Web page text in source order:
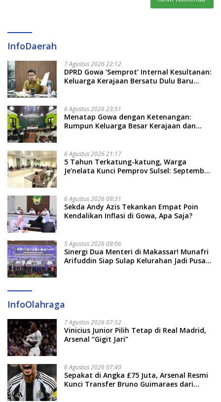
InfoDaerah
7 Agustus 2026 22:12
DPRD Gowa ‘Semprot’ Internal Kesultanan:
Keluarga Kerajaan Bersatu Dulu Baru
6 Agustus 2026 23:51
Menatap Gowa dengan Ketenangan:
Rumpun Keluarga Besar Kerajaan dan
Soal Adat dan Adab
6 Agustus 2026 21:17
5 Tahun Terkatung-katung, Warga
Je’nelata Kunci Pemprov Sulsel: September
6 Agustus 2026 09:31
Sekda Andy Azis Tekankan Empat Poin
Kendalikan Inflasi di Gowa, Apa Saja?
5 Agustus 2026 09:06
Sinergi Dua Menteri di Makassar! Munafri
Arifuddin Siap Sulap Kelurahan Jadi Pusat
InfoOlahraga
7 Agustus 2026 07:52
Vinicius Junior Pilih Tetap di Real Madrid,
Arsenal “Gigit Jari”
6 Agustus 2026 07:40
Sepakat di Angka £75 Juta, Arsenal Resmi
Kunci Transfer Bruno Guimaraes dari